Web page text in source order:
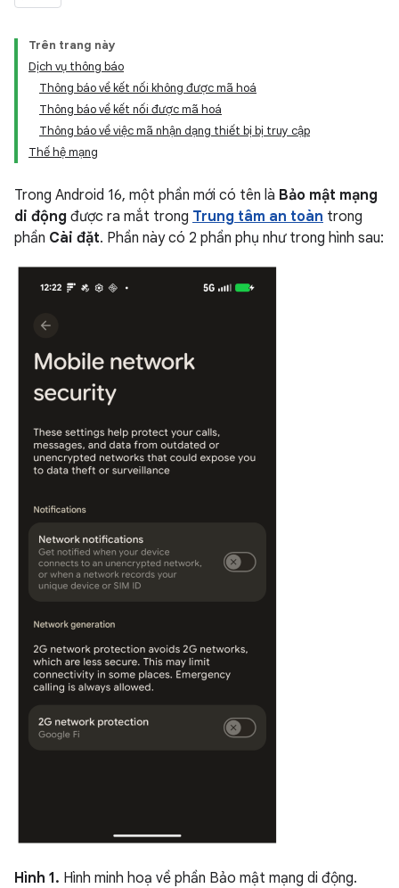
Trên trang này
Dịch vụ thông báo
Thông báo về kết nối không được mã hoá
Thông báo về kết nối được mã hoá
Thông báo về việc mã nhận dạng thiết bị bị truy cập
Thế hệ mạng
Trong Android 16, một phần mới có tên là Bảo mật mạng
di động được ra mắt trong Trung tâm an toàn trong
phần Cài đặt. Phần này có 2 phần phụ như trong hình sau:
Hình 1. Hình minh hoạ về phần Bảo mật mạng di động.